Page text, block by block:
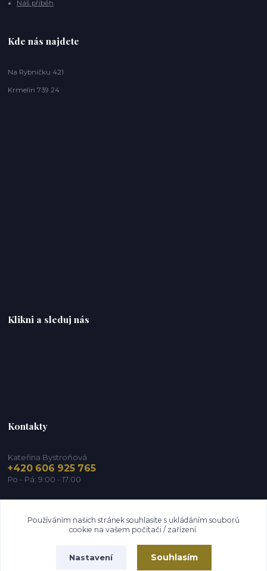
Náš příběh
Kde nás najdete
Na Rybníčku 421
Krmelín 739 24
Klikni a sleduj nás
Kontakty
Kateřina Bystroňová
+420 606 925 765
Po - Pá: 9:00 - 17:00
Používáním našich stránek souhlasíte s ukládáním souborů
cookie na vašem počítači / zařízení.
Nastavení Souhlasím